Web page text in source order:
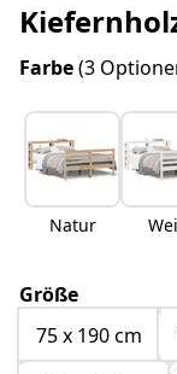
Farbe(3
Natur
Größe
75 x 190 cm